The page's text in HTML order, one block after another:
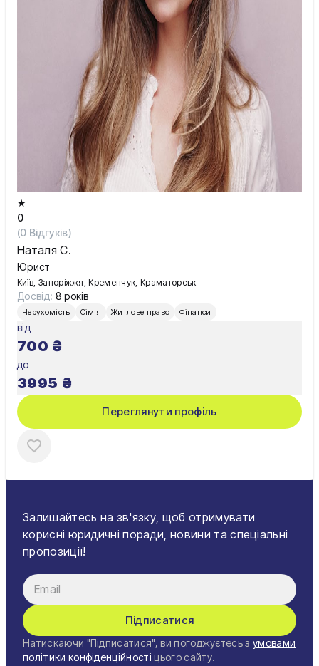
★
0
(0 Відгуків)
Наталя С.
Юрист
Київ, Запоріжжя, Кременчук, Краматорськ
Досвід: 8 років
Нерухомість Сім'я Житлове право Фінанси
від
700 ₴
до
3995 ₴
Переглянути профіль
Залишайтесь на зв'язку, щоб отримувати
корисні юридичні поради, новини та спеціальні
пропозиції!
Підписатися
Натискаючи "Підписатися", ви погоджуєтесь з умовами
політики конфіденційності цього сайту.